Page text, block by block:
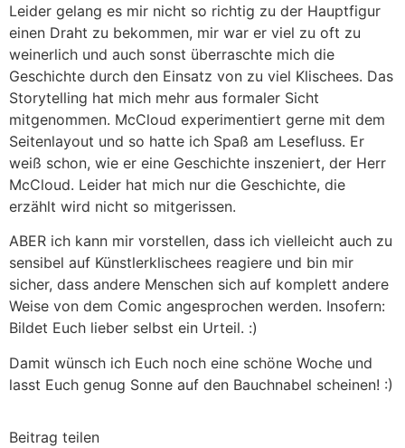
Leider gelang es mir nicht so richtig zu der Hauptfigur
einen Draht zu bekommen, mir war er viel zu oft zu
weinerlich und auch sonst überraschte mich die
Geschichte durch den Einsatz von zu viel Klischees. Das
Storytelling hat mich mehr aus formaler Sicht
mitgenommen. McCloud experimentiert gerne mit dem
Seitenlayout und so hatte ich Spaß am Lesefluss. Er
weiß schon, wie er eine Geschichte inszeniert, der Herr
McCloud. Leider hat mich nur die Geschichte, die
erzählt wird nicht so mitgerissen.
ABER ich kann mir vorstellen, dass ich vielleicht auch zu
sensibel auf Künstlerklischees reagiere und bin mir
sicher, dass andere Menschen sich auf komplett andere
Weise von dem Comic angesprochen werden. Insofern:
Bildet Euch lieber selbst ein Urteil. :)
Damit wünsch ich Euch noch eine schöne Woche und
lasst Euch genug Sonne auf den Bauchnabel scheinen! :)
Beitrag teilen